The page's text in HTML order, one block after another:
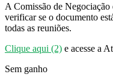
A Comissão de Negociação
verificar se o documento
todas as reuniões.
Clique aqui (2) e acesse a
Sem ganho